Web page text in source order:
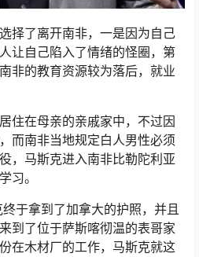
择了离开南非，一是因为自己
让自己陷入了情绪的怪圈，第
非的教育资源较为落后，就业
住在母亲的亲戚家中，不过因
而南非当地规定白人男性必须
，马斯克进入南非比勒陀利亚
习。
于拿到了加拿大的护照，并且
到了位于萨斯喀彻温的表哥家
在木材厂的工作，马斯克就这